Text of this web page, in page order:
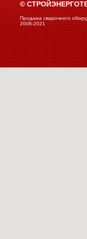
©
Продажа сварочного
2008-2021